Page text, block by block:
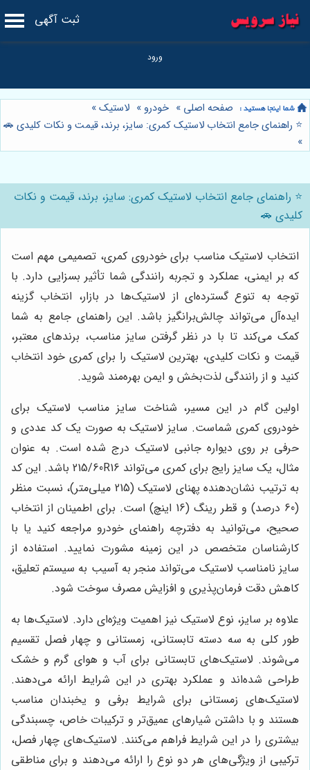
ثبت آگهی
صفحه اصلی » خودرو » لاستیک»
⭐️ راهنمای جامع انتخاب لاستیک کمری: سایز، برند، قیمت و نکات کلیدی 🚗
»
⭐️ راهنمای جامع انتخاب لاستیک کمری: سایز، برند، قیمت و نکات
کلیدی 🚗
انتخاب لاستیک مناسب برای خودروی کمری، تصمیمی مهم است
که بر ایمنی، عملکرد و تجربه رانندگی شما تأثیر بسزایی دارد. با
توجه به تنوع گسترده‌ای از لاستیک‌ها در بازار، انتخاب گزینه
ایده‌آل می‌تواند چالش‌برانگیز باشد. این راهنمای جامع به شما
کمک می‌کند تا با در نظر گرفتن سایز مناسب، برندهای معتبر،
قیمت و نکات کلیدی، بهترین لاستیک را برای کمری خود انتخاب
کنید و از رانندگی لذت‌بخش و ایمن بهره‌مند شوید.
اولین گام در این مسیر، شناخت سایز مناسب لاستیک برای
خودروی کمری شماست. سایز لاستیک به صورت یک کد عددی و
حرفی بر روی دیواره جانبی لاستیک درج شده است. به عنوان
مثال، یک سایز رایج برای کمری می‌تواند 215/60R16 باشد. این کد
به ترتیب نشان‌دهنده پهنای لاستیک (215 میلی‌متر)، نسبت منظر
(60 درصد) و قطر رینگ (16 اینچ) است. برای اطمینان از انتخاب
صحیح، می‌توانید به دفترچه راهنمای خودرو مراجعه کنید یا با
کارشناسان متخصص در این زمینه مشورت نمایید. استفاده از
سایز نامناسب لاستیک می‌تواند منجر به آسیب به سیستم تعلیق،
کاهش دقت فرمان‌پذیری و افزایش مصرف سوخت شود.
علاوه بر سایز، نوع لاستیک نیز اهمیت ویژه‌ای دارد. لاستیک‌ها به
طور کلی به سه دسته تابستانی، زمستانی و چهار فصل تقسیم
می‌شوند. لاستیک‌های تابستانی برای آب و هوای گرم و خشک
طراحی شده‌اند و عملکرد بهتری در این شرایط ارائه می‌دهند.
لاستیک‌های زمستانی برای شرایط برفی و یخبندان مناسب
هستند و با داشتن شیارهای عمیق‌تر و ترکیبات خاص، چسبندگی
بیشتری را در این شرایط فراهم می‌کنند. لاستیک‌های چهار فصل،
ترکیبی از ویژگی‌های هر دو نوع را ارائه می‌دهند و برای مناطقی